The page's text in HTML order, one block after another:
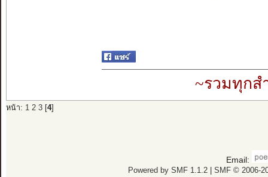
~รวมทุกส
หน้า: 1 2 3[ 4]
Email:
Powered by SMF 1.1.2| SMF © 2006-